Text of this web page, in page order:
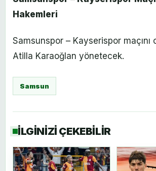
Hakemleri
Samsunspor – Kayserispor maçını
Atilla Karaoğlan yönetecek.
Samsun
İLGİNİZİ ÇEKEBİLİR